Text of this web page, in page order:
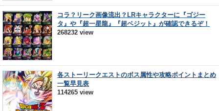
コラ？リーク画像流出？LRキャラクターに『ゴジー
タ』や『超一星龍』『超ベジット』が確認できるぞ！
268232 view
各ストーリークエストのボス属性や攻略ポイントまとめ
一覧早見表
114265 view